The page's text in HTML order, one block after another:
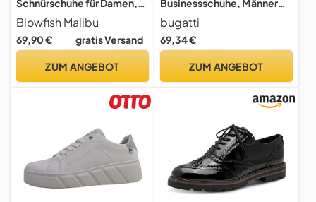
Schnürschuhe für Damen,
Leopardenmuster, Mittel,
EU 42
Blowfish Malibu
69,90 € gratis Versand
ZUM ANGEBOT
Businessschuhe, Männer
Business Schnürer,lace-up
Shoes,Low-
tie,schnürschuhe,Anzugsc
schnürung,schwarz
bugatti
69,34 €
ZUM ANGEBOT